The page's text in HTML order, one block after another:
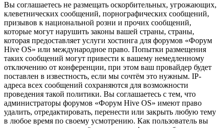
Вы соглашаетесь не размещать оскорбительных, угрожающих,
клеветнических сообщений, порнографических сообщений,
призывов к национальной розни и прочих сообщений,
которые могут нарушить законы вашей страны, страны,
которая предоставляет услуги хостинга для форумов «Форум
Hive OS» или международное право. Попытки размещения
таких сообщений могут привести к вашему немедленному
отключению от конференции, при этом ваш провайдер будет
поставлен в известность, если мы сочтём это нужным. IP-
адреса всех сообщений сохраняются для возможности
проведения такой политики. Вы соглашаетесь с тем, что
администраторы форумов «Форум Hive OS» имеют право
удалить, отредактировать, перенести или закрыть любую тему
в любое время по своему усмотрению. Как пользователь вы